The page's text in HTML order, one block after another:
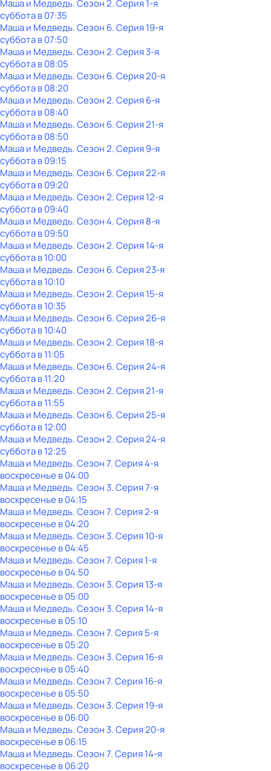
Маша и Медведь. Сезон 2. Серия 1-я
субботав07:35
Маша и Медведь. Сезон 6. Серия 19-я
субботав07:50
Маша и Медведь. Сезон 2. Серия 3-я
субботав08:05
Маша и Медведь. Сезон 6. Серия 20-я
субботав08:20
Маша и Медведь. Сезон 2. Серия 6-я
субботав08:40
Маша и Медведь. Сезон 6. Серия 21-я
субботав08:50
Маша и Медведь. Сезон 2. Серия 9-я
субботав09:15
Маша и Медведь. Сезон 6. Серия 22-я
субботав09:20
Маша и Медведь. Сезон 2. Серия 12-я
субботав09:40
Маша и Медведь. Сезон 4. Серия 8-я
субботав09:50
Маша и Медведь. Сезон 2. Серия 14-я
субботав10:00
Маша и Медведь. Сезон 6. Серия 23-я
субботав10:10
Маша и Медведь. Сезон 2. Серия 15-я
субботав10:35
Маша и Медведь. Сезон 6. Серия 26-я
субботав10:40
Маша и Медведь. Сезон 2. Серия 18-я
субботав11:05
Маша и Медведь. Сезон 6. Серия 24-я
субботав11:20
Маша и Медведь. Сезон 2. Серия 21-я
субботав11:55
Маша и Медведь. Сезон 6. Серия 25-я
субботав12:00
Маша и Медведь. Сезон 2. Серия 24-я
субботав12:25
Маша и Медведь. Сезон 7. Серия 4-я
воскресенье в04:00
Маша и Медведь. Сезон 3. Серия 7-я
воскресенье в04:15
Маша и Медведь. Сезон 7. Серия 2-я
воскресенье в04:20
Маша и Медведь. Сезон 3. Серия 10-я
воскресенье в04:45
Маша и Медведь. Сезон 7. Серия 1-я
воскресенье в04:50
Маша и Медведь. Сезон 3. Серия 13-я
воскресенье в05:00
Маша и Медведь. Сезон 3. Серия 14-я
воскресенье в05:10
Маша и Медведь. Сезон 7. Серия 5-я
воскресенье в05:20
Маша и Медведь. Сезон 3. Серия 16-я
воскресенье в05:40
Маша и Медведь. Сезон 7. Серия 16-я
воскресенье в05:50
Маша и Медведь. Сезон 3. Серия 19-я
воскресенье в06:00
Маша и Медведь. Сезон 3. Серия 20-я
воскресенье в06:15
Маша и Медведь. Сезон 7. Серия 14-я
воскресенье в06:20